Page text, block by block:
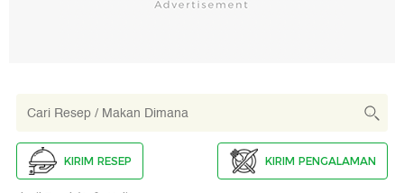
KIRIM RESEP KIRIM PENGALAMAN